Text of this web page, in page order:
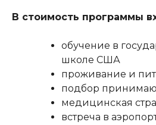
В стоимость программы
обучение в
школе США
проживание и
подбор
медицинская
встреча в